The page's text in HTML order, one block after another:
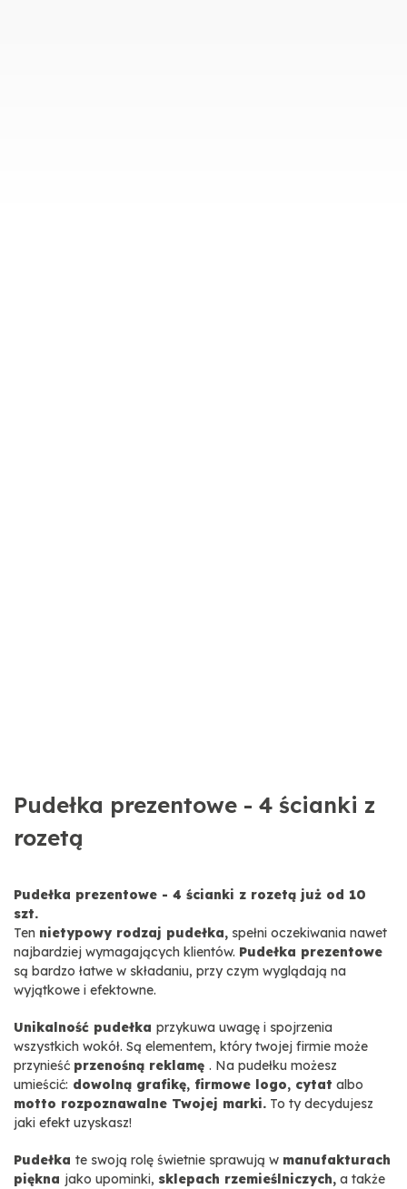
Pudełka prezentowe - 4 ścianki z
rozetą
Pudełka prezentowe - 4 ścianki z rozetą już od 10
szt.
Ten nietypowy rodzaj pudełka, spełni oczekiwania nawet
najbardziej wymagających klientów. Pudełka prezentowe
są bardzo łatwe w składaniu, przy czym wyglądają na
wyjątkowe i efektowne.
Unikalność pudełka przykuwa uwagę i spojrzenia
wszystkich wokół. Są elementem, który twojej firmie może
przynieść przenośną reklamę . Na pudełku możesz
umieścić: dowolną grafikę, firmowe logo, cytat albo
motto rozpoznawalne Twojej marki. To ty decydujesz
jaki efekt uzyskasz!
Pudełka te swoją rolę świetnie sprawują w manufakturach
piękna jako upominki, sklepach rzemieślniczych, a także